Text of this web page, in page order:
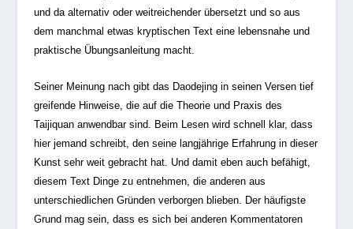
und da alternativ oder weitreichender übersetzt und so aus
dem manchmal etwas kryptischen Text eine lebensnahe und
praktische Übungsanleitung macht.
Seiner Meinung nach gibt das Daodejing in seinen Versen tief
greifende Hinweise, die auf die Theorie und Praxis des
Taijiquan anwendbar sind. Beim Lesen wird schnell klar, dass
hier jemand schreibt, den seine langjährige Erfahrung in dieser
Kunst sehr weit gebracht hat. Und damit eben auch befähigt,
diesem Text Dinge zu entnehmen, die anderen aus
unterschiedlichen Gründen verborgen blieben. Der häufigste
Grund mag sein, dass es sich bei anderen Kommentatoren